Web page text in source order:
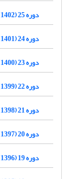
دوره 25 (1402)
دوره 24 (1401)
دوره 23 (1400)
دوره 22 (1399)
دوره 21 (1398)
دوره 20 (1397)
دوره 19 (1396)